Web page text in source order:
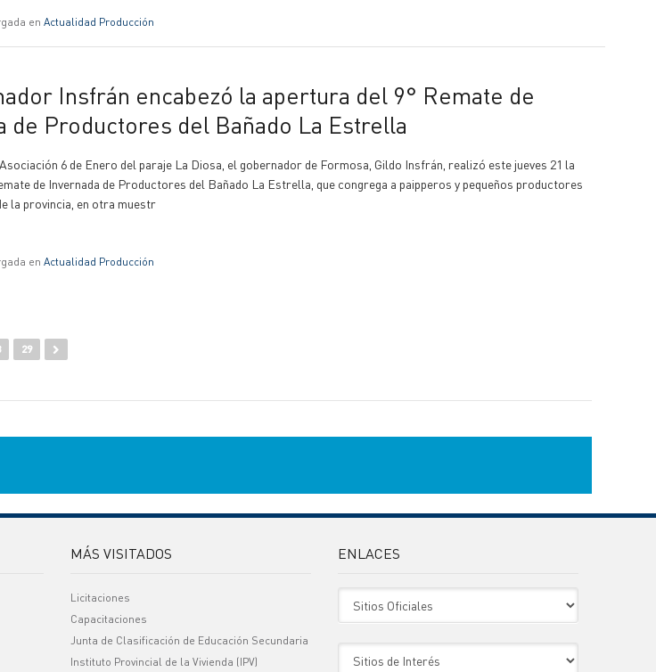
en Actualidad Producción
de Productores del Bañado La Estrella
6 de Enero del paraje La Diosa, el gobernador de Formosa, Gildo Insfrán, realizó este jueves 21 la
de Invernada de Productores del Bañado La Estrella, que congrega a paipperos y pequeños productores
la provincia, en otra muestr
en Actualidad Producción
29
MÁS VISITADOS
Licitaciones
Capacitaciones
Junta de Clasificación de Educación Secundaria
Instituto Provincial de la Vivienda (IPV)
ENLACES